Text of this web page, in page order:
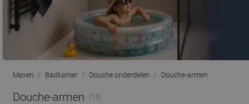
Mexen Badkamer Douche onderdelen Douche-armen
Douche-armen (15)